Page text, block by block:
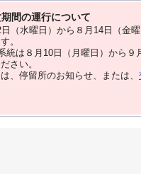
間の運行について
（水曜日）から８⽉14⽇（金
。
は８月10日（月曜日）から９
さい。
、停留所のお知らせ、または、